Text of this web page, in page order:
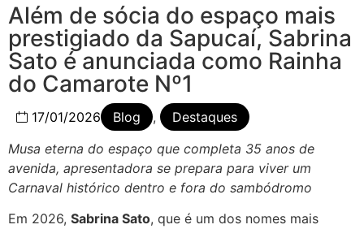
Além de sócia do espaço mais
prestigiado da Sapucaí, Sabrina
Sato é anunciada como Rainha
do Camarote Nº1
17/01/2026 Blog ,
Destaques
Musa eterna do espaço que completa 35 anos de
avenida, apresentadora se prepara para viver um
Carnaval histórico dentro e fora do sambódromo
Em 2026, Sabrina Sato, que é um dos nomes mais